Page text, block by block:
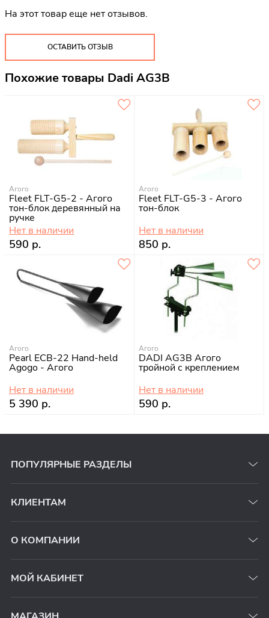
На этот товар еще нет отзывов.
ОСТАВИТЬ ОТЗЫВ
Похожие товары Dadi AG3B
Агого
Fleet FLT-G5-2 - Агого
тон-блок деревянный на
ручке
Нет в наличии
590 р.
Агого
Fleet FLT-G5-3 - Агого
тон-блок
Нет в наличии
850 р.
Агого
Pearl ECB-22 Hand-held
Agogo - Агого
Нет в наличии
5 390 р.
Агого
DADI AG3B Агого
тройной с креплением
Нет в наличии
590 р.
ПОПУЛЯРНЫЕ РАЗДЕЛЫ
КЛИЕНТАМ
О КОМПАНИИ
МОЙ КАБИНЕТ